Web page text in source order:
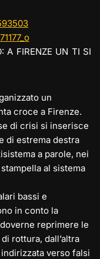
l
Li vi
A FIRENZE UN TI SI
un
croce a Firenze.
di crisi si inserisce
di estrema destra
a parole, nei
al sistema
bassi e
in conto la
reprimere le
rottura, dall’altra
verso falsi